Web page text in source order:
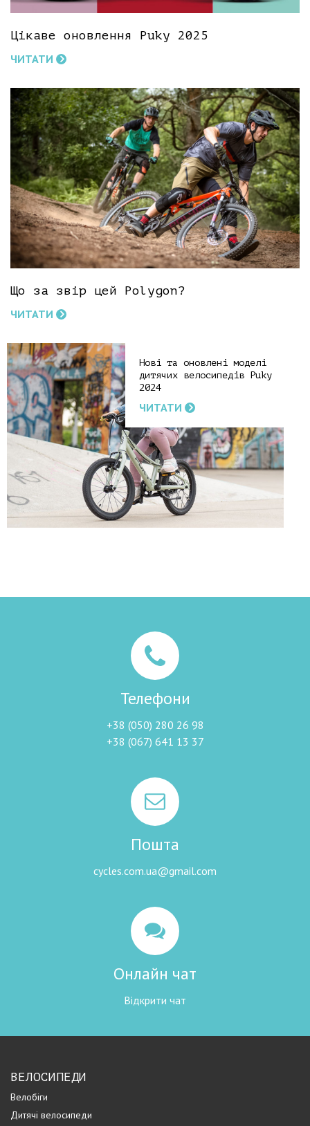
Цікаве оновлення Puky 2025
ЧИТАТИ
Що за звір цей Polygon?
ЧИТАТИ
Нові та оновлені моделі
дитячих велосипедів Puky
2024
ЧИТАТИ
Телефони
+38 (050) 280 26 98
+38 (067) 641 13 37
Пошта
cycles.com.ua@gmail.com
Онлайн чат
Відкрити чат
ВЕЛОСИПЕДИ
Велобіги
Дитячі велосипеди